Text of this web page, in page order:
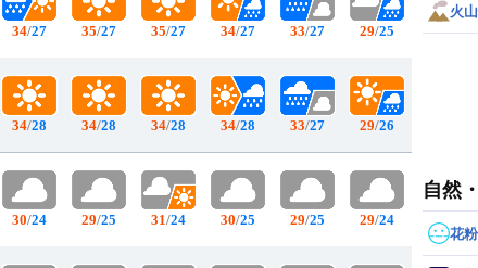
34/27
34/28
30/24
35/27
34/28
29/25
35/27
34/28
31/24
34/27
34/28
30/25
33/27
33/27
29/25
29/25
29/26
29/24
火
自然
花